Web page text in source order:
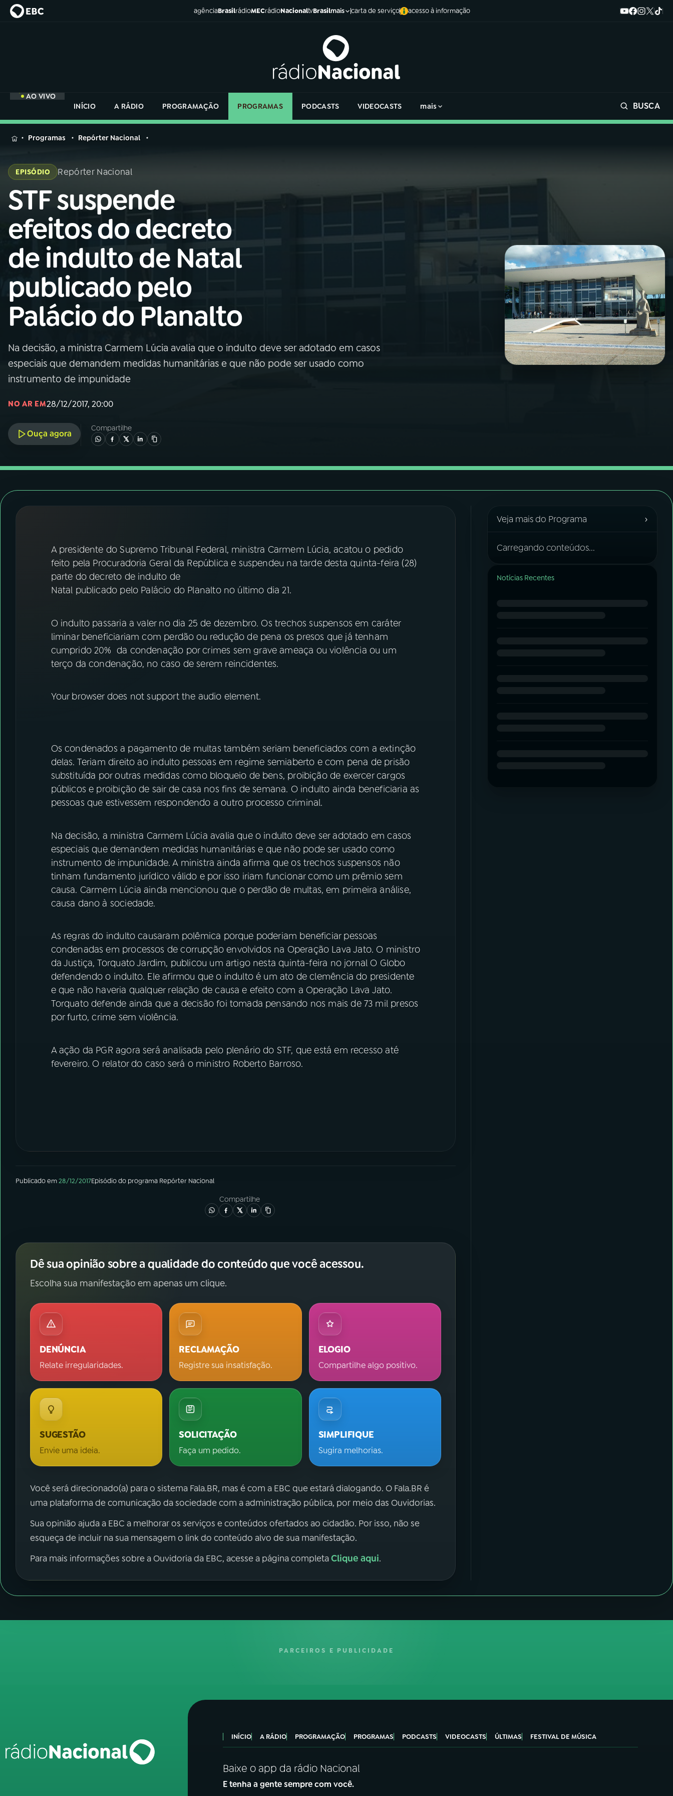
agênciaBrasilrádioMECrádioNacionaltvBrasilmais carta de serviço acesso à informação
AO VIVO
INÍCIO
A RÁDIO PROGRAMAÇÃO PROGRAMAS PODCASTS VIDEOCASTS mais BUSCA
MENU
Buscar
na
Rádio
Nacional
AO VIVO
01 INÍCIO
A RÁDIO
03 PROGRAMAÇÃO
04PROGRAMAS
05 PODCASTS
Instagram X
na
Rádio
Programas Repórter Nacional
EPISÓDIO Repórter Nacional
STF suspende
efeitos do decreto
de indulto de Natal
publicado pelo
Palácio do Planalto
Na decisão, a ministra Carmem Lúcia avalia que o indulto deve ser adotado em casos
especiais que demandem medidas humanitárias e que não pode ser usado como
instrumento de impunidade
NO AR EM28/12/2017, 20:00
Ouça agora
Compartilhe
A presidente do Supremo Tribunal Federal, ministra Carmem Lúcia, acatou o pedido
feito pela Procuradoria Geral da República e suspendeu na tarde desta quinta-feira (28)
parte do decreto de indulto de
Natal publicado pelo Palácio do Planalto no último dia 21.
O indulto passaria a valer no dia 25 de dezembro. Os trechos suspensos em caráter
liminar beneficiariam com perdão ou redução de pena os presos que já tenham
cumprido 20% da condenação por crimes sem grave ameaça ou violência ou um
terço da condenação, no caso de serem reincidentes.
Your browser does not support the audio element.
Os condenados a pagamento de multas também seriam beneficiados com a extinção
delas. Teriam direito ao indulto pessoas em regime semiaberto e com pena de prisão
substituída por outras medidas como bloqueio de bens, proibição de exercer cargos
públicos e proibição de sair de casa nos fins de semana. O indulto ainda beneficiaria as
pessoas que estivessem respondendo a outro processo criminal.
Na decisão, a ministra Carmem Lúcia avalia que o indulto deve ser adotado em casos
especiais que demandem medidas humanitárias e que não pode ser usado como
instrumento de impunidade. A ministra ainda afirma que os trechos suspensos não
tinham fundamento jurídico válido e por isso iriam funcionar como um prêmio sem
causa. Carmem Lúcia ainda mencionou que o perdão de multas, em primeira análise,
causa dano à sociedade.
As regras do indulto causaram polêmica porque poderiam beneficiar pessoas
condenadas em processos de corrupção envolvidos na Operação Lava Jato. O ministro
da Justiça, Torquato Jardim, publicou um artigo nesta quinta-feira no jornal O Globo
defendendo o indulto. Ele afirmou que o indulto é um ato de clemência do presidente
e que não haveria qualquer relação de causa e efeito com a Operação Lava Jato.
Torquato defende ainda que a decisão foi tomada pensando nos mais de 73 mil presos
por furto, crime sem violência.
A ação da PGR agora será analisada pelo plenário do STF, que está em recesso até
fevereiro. O relator do caso será o ministro Roberto Barroso.
Publicado em28/12/2017Episódiodo programa Repórter Nacional
Compartilhe
Dê sua opinião sobre a qualidade do conteúdo que você acessou.
Escolha sua manifestação em apenas um clique.
DENÚNCIA
Relate irregularidades.
RECLAMAÇÃO
Registre sua insatisfação.
ELOGIO
Compartilhe algo positivo.
SUGESTÃO
Envie uma ideia.
SOLICITAÇÃO
Faça um pedido.
SIMPLIFIQUE
Sugira melhorias.
Você será direcionado(a) para o sistema Fala.BR, mas é com a EBC que estará dialogando. O Fala.BR é
uma plataforma de comunicação da sociedade com a administração pública, por meio das Ouvidorias.
Sua opinião ajuda a EBC a melhorar os serviços e conteúdos ofertados ao cidadão. Por isso, não se
esqueça de incluir na sua mensagem o link do conteúdo alvo de sua manifestação.
Para mais informações sobre a Ouvidoria da EBC, acesse a página completaClique aqui.
Veja mais do Programa ›
Carregando conteúdos...
Notícias Recentes
PARCEIROS E PUBLICIDADE
INÍCIO A RÁDIO PROGRAMAÇÃO PROGRAMAS PODCASTS VIDEOCASTS ÚLTIMAS FESTIVAL DE MÚSICA
Baixe o app da rádio Nacional
E tenha a gente sempre com você.